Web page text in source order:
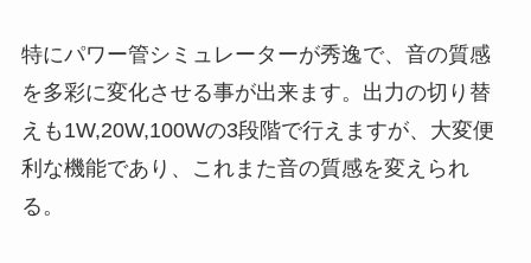
特にパワー管シミュレーターが秀逸で、音の質感
を多彩に変化させる事が出来ます。出力の切り替
えも1W,20W,100Wの3段階で行えますが、大変便
利な機能であり、これまた音の質感を変えられ
る。